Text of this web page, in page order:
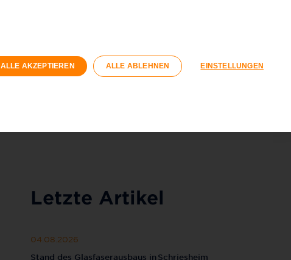
Login
Letzte Artikel
04.08.2026
Stand des Glasfaserausbaus in Schriesheim
ALLE AKZEPTIEREN ALLE ABLEHNEN EINSTELLUNGEN